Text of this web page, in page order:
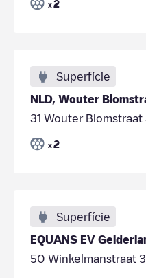
x 2
Superfície
NLD, Wouter
31 Wouter Blomstraat
x 2
Superfície
EQUANS EV
50 Winkelmanstraat